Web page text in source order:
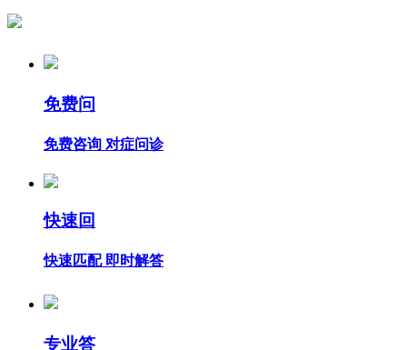
免费问
免费咨询 对症问诊
快速回
快速匹配 即时解答
专业答